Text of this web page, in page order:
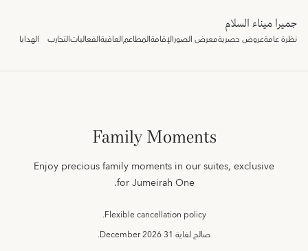
جميرا ميناء السلام
نظرة عامةعروض حصريةمعرض الصورالإقامةالمطاعمالعافيةالفعالياتالتجارب الهدايا
Family Moments
Enjoy precious family moments in our suites, exclusive
for Jumeirah One.
Flexible cancellation policy.
صالح لغاية